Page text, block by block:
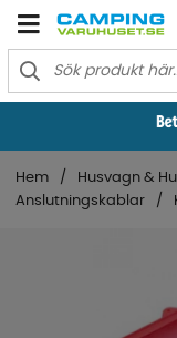
Hem Husvagn &
Anslutningskablar